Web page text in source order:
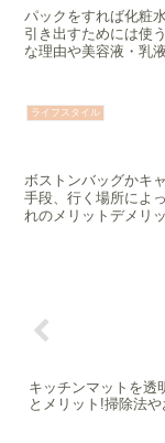
パックをすれば化粧
引き出すためには使
な理由や美容液・乳
ライフスタイル
ボストンバッグかキ
手段、行く場所によ
れのメリットデメリ
キッチンマットを透
とメリット!掃除法